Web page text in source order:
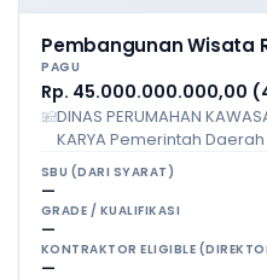
Pembangunan Wisata
PAGU
Rp. 45.000.000.000,00
DINAS PERUMAHAN
KARYA Pemerintah
SBU (DARI SYARAT)
—
GRADE / KUALIFIKASI
—
KONTRAKTOR ELIGIBLE
—